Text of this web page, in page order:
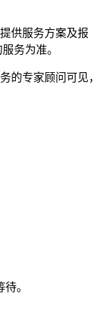
供服务方案及报
务为准。
的专家顾问可见，
。